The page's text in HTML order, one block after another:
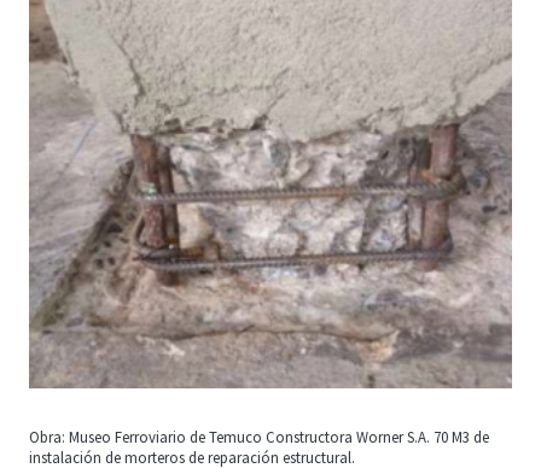
Obra: Museo Ferroviario de Temuco Constructora Worner S.A. 70 M3 de
instalación de morteros de reparación estructural.